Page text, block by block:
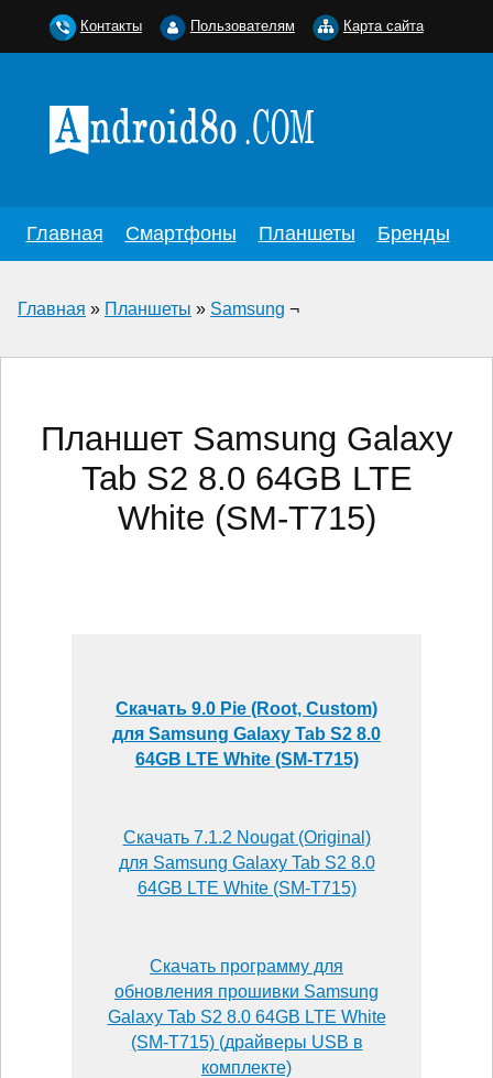
Главная Смартфоны Планшеты Бренды
Главная » Планшеты » Samsung ¬
Планшет Samsung Galaxy
Tab S2 8.0 64GB LTE
White (SM-T715)
Скачать 9.0 Pie (Root, Custom)
для Samsung Galaxy Tab S2 8.0
64GB LTE White (SM-T715)
Скачать 7.1.2 Nougat (Original)
для Samsung Galaxy Tab S2 8.0
64GB LTE White (SM-T715)
Скачать программу для
обновления прошивки Samsung
Galaxy Tab S2 8.0 64GB LTE White
(SM-T715) (драйверы USB в
комплекте)
Контакты Пользователям Карта сайта